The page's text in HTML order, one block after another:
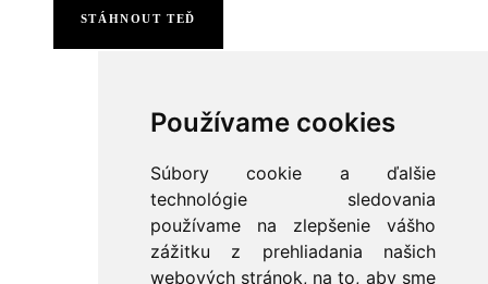
Používame cookies
Súbory cookie a ďalšie
technológie sledovania
používame na zlepšenie vášho
zážitku z prehliadania našich
webových stránok, na to, aby sme
STÁHNOUT TEĎ